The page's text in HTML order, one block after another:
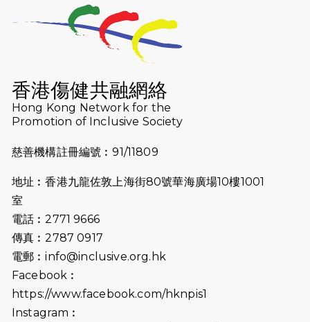
2026-07-23
猛龍長跑隊恆常練習 - 7月23日
（19:00開始）
猛龍長跑隊恆常練習 - 7月16日
2026-07-10
【猛龍戈壁118公里分享暨香港傷健共
融網絡15周年晚宴】
2026-07-09
猛龍長跑隊恆常練習 - 7月9日（19:00
2026-07-02
2026-06-25
（19:00開始）
2026-06-18
猛龍長跑隊恆常練習 - 6月18日
香港傷健共融網絡
Hong Kong Network for the
Promotion of Inclusive Society
慈善機構註冊編號︰91/11809
地址︰香港九龍佐敦上海街80號華海廣場10樓1001
室
電話︰2771 9666
傳真︰2787 0917
電郵︰info@inclusive.org.hk
Facebook︰
https://www.facebook.com/hknpis1
Instagram︰